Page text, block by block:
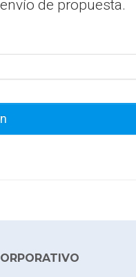
de propuesta.